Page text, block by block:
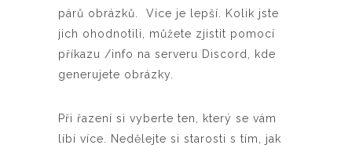
párů obrázků. Více je lepší. Kolik jste
jich ohodnotili, můžete zjistit pomocí
příkazu /info na serveru Discord, kde
generujete obrázky.
Při řazení si vyberte ten, který se vám
líbí více. Nedělejte si starosti s tím, jak